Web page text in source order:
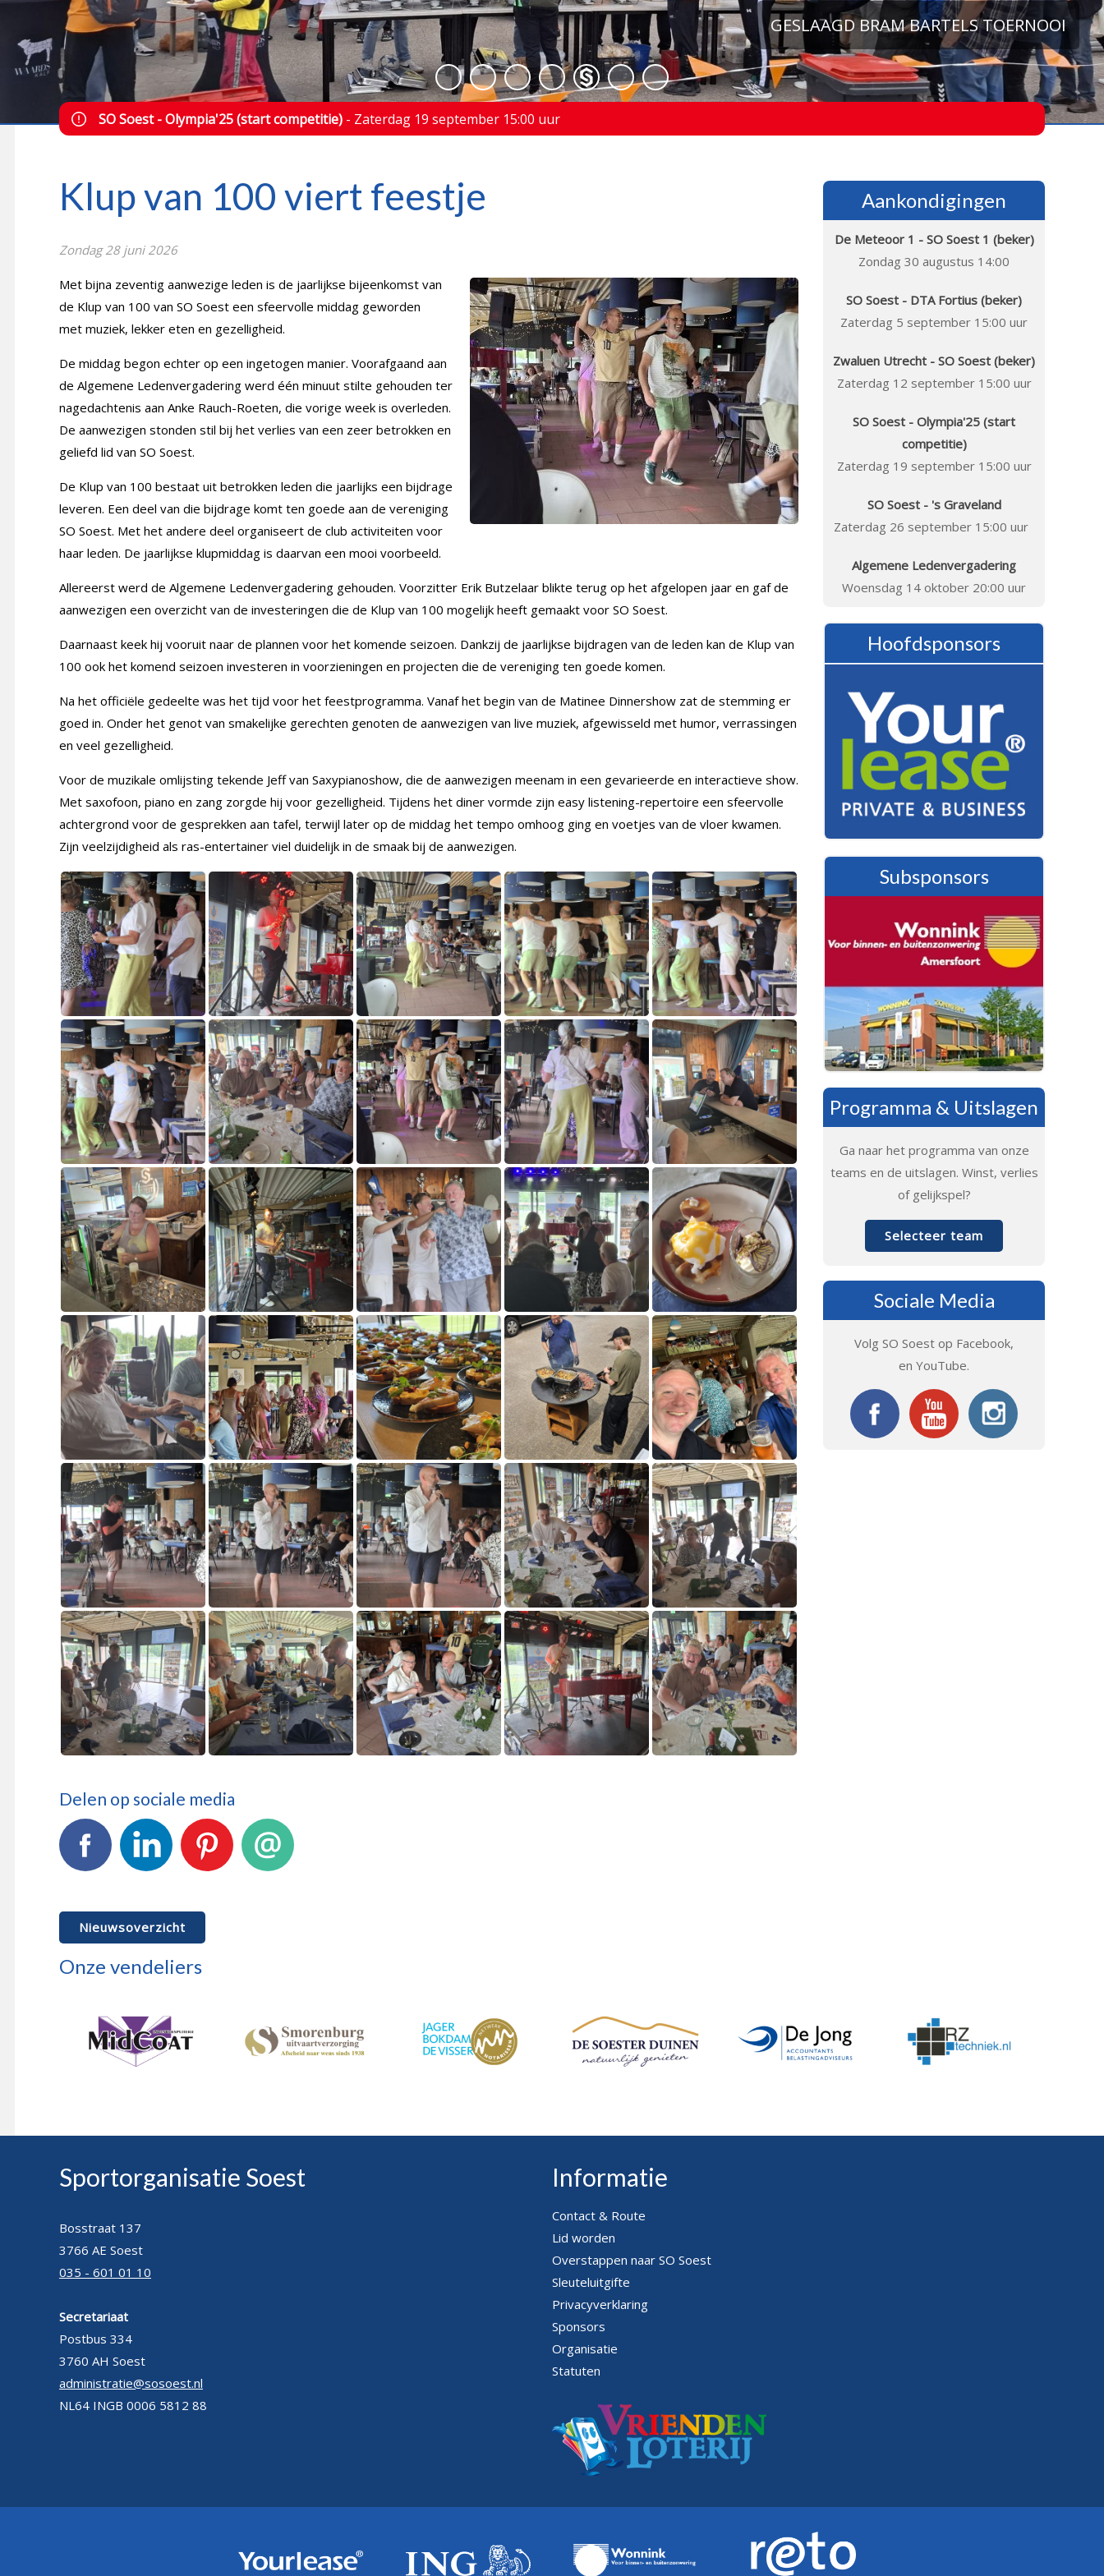
GESLAAGD BRAM BARTELS TOERNOOI
SO Soest - Olympia'25 (start competitie) - Zaterdag 19 september 15:00 uur
Klup van 100 viert feestje
Zondag 28 juni 2026
Met bijna zeventig aanwezige leden is de jaarlijkse bijeenkomst van
de Klup van 100 van SO Soest een sfeervolle middag geworden
met muziek, lekker eten en gezelligheid.
De middag begon echter op een ingetogen manier. Voorafgaand aan
de Algemene Ledenvergadering werd één minuut stilte gehouden ter
nagedachtenis aan Anke Rauch-Roeten, die vorige week is overleden.
De aanwezigen stonden stil bij het verlies van een zeer betrokken en
geliefd lid van SO Soest.
De Klup van 100 bestaat uit betrokken leden die jaarlijks een bijdrage
leveren. Een deel van die bijdrage komt ten goede aan de vereniging
SO Soest. Met het andere deel organiseert de club activiteiten voor
haar leden. De jaarlijkse klupmiddag is daarvan een mooi voorbeeld.
Allereerst werd de Algemene Ledenvergadering gehouden. Voorzitter Erik Butzelaar blikte terug op het afgelopen jaar en gaf de
aanwezigen een overzicht van de investeringen die de Klup van 100 mogelijk heeft gemaakt voor SO Soest.
Daarnaast keek hij vooruit naar de plannen voor het komende seizoen. Dankzij de jaarlijkse bijdragen van de leden kan de Klup van
100 ook het komend seizoen investeren in voorzieningen en projecten die de vereniging ten goede komen.
Na het officiële gedeelte was het tijd voor het feestprogramma. Vanaf het begin van de Matinee Dinnershow zat de stemming er
goed in. Onder het genot van smakelijke gerechten genoten de aanwezigen van live muziek, afgewisseld met humor, verrassingen
en veel gezelligheid.
Voor de muzikale omlijsting tekende Jeff van Saxypianoshow, die de aanwezigen meenam in een gevarieerde en interactieve show.
Met saxofoon, piano en zang zorgde hij voor gezelligheid. Tijdens het diner vormde zijn easy listening-repertoire een sfeervolle
achtergrond voor de gesprekken aan tafel, terwijl later op de middag het tempo omhoog ging en voetjes van de vloer kwamen.
Zijn veelzijdigheid als ras-entertainer viel duidelijk in de smaak bij de aanwezigen.
Delen op sociale media
Nieuwsoverzicht
Aankondigingen
De Meteoor 1 - SO Soest 1 (beker)
Zondag 30 augustus 14:00
SO Soest - DTA Fortius (beker)
Zaterdag 5 september 15:00 uur
Zwaluen Utrecht - SO Soest (beker)
Zaterdag 12 september 15:00 uur
SO Soest - Olympia'25 (start
competitie)
Zaterdag 19 september 15:00 uur
SO Soest - 's Graveland
Zaterdag 26 september 15:00 uur
Algemene Ledenvergadering
Woensdag 14 oktober 20:00 uur
Hoofdsponsors
Subsponsors
Programma & Uitslagen
Ga naar het programma van onze
teams en de uitslagen. Winst, verlies
of gelijkspel?
Selecteer team
Sociale Media
Volg SO Soest op Facebook,
en YouTube.
Onze vendeliers
Sportorganisatie Soest
Bosstraat 137
3766 AE Soest
035 - 601 01 10
Secretariaat
Postbus 334
3760 AH Soest
administratie@sosoest.nl
NL64 INGB 0006 5812 88
Informatie
Contact & Route
Lid worden
Overstappen naar SO Soest
Sleuteluitgifte
Privacyverklaring
Sponsors
Organisatie
Statuten